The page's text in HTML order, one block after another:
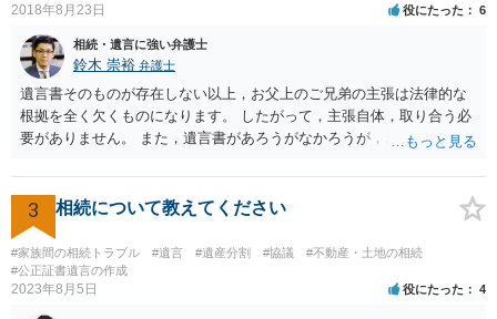
2018年8月23日 役にたった 6
相続・遺言に強い弁護士
鈴木 崇裕 弁護士
遺言書そのものが存在しない以上，お父上のご兄弟の主張は法律的な
根拠を全く欠くものになります。 したがって，主張自体，取り合う必
要がありません。 また，遺言書があろうがなかろうが，お父上のご兄
ご回答にもありますが， 代理人弁護士をたてて，その弁護士から相手
方に対して， ・相続に関する主張は法的根拠がなく，一切応じないこ
と ・今後一切の連絡をしてこないでほしいこと ・連絡を継続してくる
ようであれば警察への通報や法的措置も辞さないこと などを記載した
書面を発送してもらうことがよろしいように思います。
3 相続について教えてください
#家族間の相続トラブル #遺言 #遺産分割 #協議
#不動産・土地の相続
#公正証書遺言の作成
2023年8月5日 役にたった 4